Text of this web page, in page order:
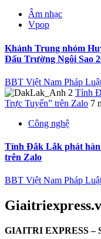
Âm nhạc
Vpop
Khánh Trung nhóm
Đấu Trường Ngôi Sao
BBT Việt Nam Pháp
Tỉnh
Trực Tuyến” trên Zalo 7
Công nghệ
Tỉnh Đắk Lắk phát
trên Zalo
BBT Việt Nam Pháp
GIAITRI EXPRESS –